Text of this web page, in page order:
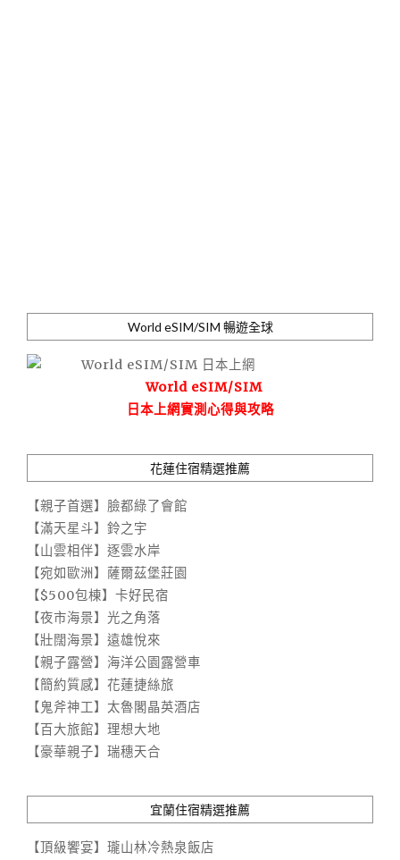
World eSIM/SIM 暢遊全球
World eSIM/SIM
日本上網實測心得與攻略
花蓮住宿精選推薦
【親子首選】臉都綠了會館
【滿天星斗】鈴之宇
【山雲相伴】逐雲水岸
【宛如歐洲】薩爾茲堡莊園
【$500包棟】卡好民宿
【夜市海景】光之角落
【壯闊海景】遠雄悅來
【親子露營】海洋公園露營車
【簡約質感】花蓮捷絲旅
【鬼斧神工】太魯閣晶英酒店
【百大旅館】理想大地
【豪華親子】瑞穗天合
宜蘭住宿精選推薦
【頂級饗宴】瓏山林冷熱泉飯店